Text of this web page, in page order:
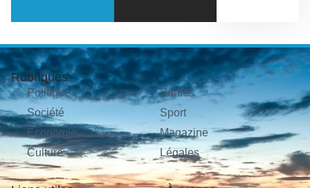
Rubriques
Politique
Société
Économie
Culture
Sorties
Sport
Magazine
Légales